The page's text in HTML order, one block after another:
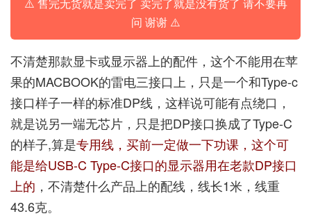
问 谢谢 ⚠️
不清楚那款显卡或显示器上的配件，这个不能用在苹
果的MACBOOK的雷电三接口上，只是一个和Type-c
接口样子一样的标准DP线，这样说可能有点绕口，
就是说另一端无芯片，只是把DP接口换成了Type-C
的样子,算是专用线，买前一定做一下功课，这个可
能是给USB-C Type-C接口的显示器用在老款DP接口
上的 ，不清楚什么产品上的配线，线长1米，线重
43.6克。